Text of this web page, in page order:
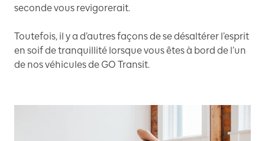
seconde vous revigorerait.
Toutefois, il y a d’autres façons de se désaltérer l’esprit
en soif de tranquillité lorsque vous êtes à bord de l’un
de nos véhicules de GO Transit.